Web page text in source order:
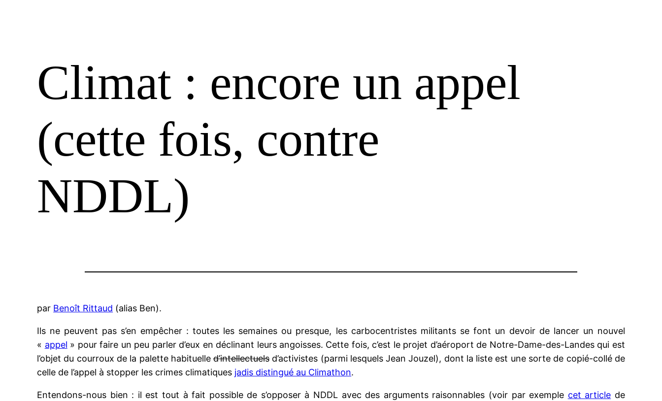
Climat : encore un appel
(cette fois, contre
NDDL)
par Benoît Rittaud (alias Ben).
Ils ne peuvent pas s’en empêcher : toutes les semaines ou presque, les carbocentristes militants se font un devoir de lancer un nouvel
« appel » pour faire un peu parler d’eux en déclinant leurs angoisses. Cette fois, c’est le projet d’aéroport de Notre-Dame-des-Landes qui est
l’objet du courroux de la palette habituelled’intellectuels d’activistes (parmi lesquels Jean Jouzel), dont la liste est une sorte de copié-collé de
celle de l’appel à stopper les crimes climatiques jadis distingué au Climathon.
Entendons-nous bien : il est tout à fait possible de s’opposer à NDDL avec des arguments raisonnables (voir par exemple cet article de